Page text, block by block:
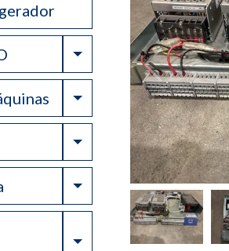
Toggle Dropdown
Toggle Dropdown
Toggle Dropdown
Toggle Dropdown
Toggle Dropdown